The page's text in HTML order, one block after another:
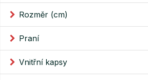
Rozměr (cm)
Praní
Vnitřní kapsy